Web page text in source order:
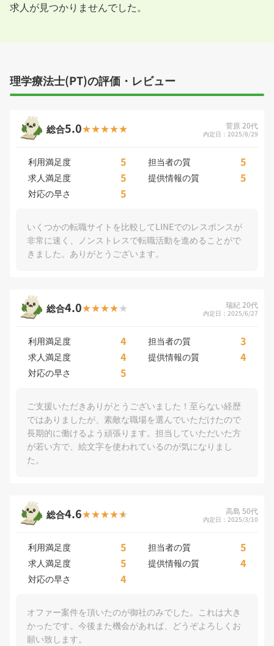
求人が見つかりませんでした。
理学療法士(PT)の評価・レビュー
総合5.0 菅原 20代
内定日：2025/8/29
利用満足度 5 担当者の質 5
求人満足度 5 提供情報の質 5
対応の早さ 5
いくつかの転職サイトを比較してLINEでのレスポンスが
非常に速く、ノンストレスで転職活動を進めることがで
きました。ありがとうございます。
総合4.0 瑞紀 20代
内定日：2025/6/27
利用満足度 4 担当者の質 3
求人満足度 4 提供情報の質 4
対応の早さ 5
ご支援いただきありがとうございました！至らない経歴
ではありましたが、素敵な職場を選んでいただけたので
長期的に働けるよう頑張ります。担当していただいた方
が若い方で、絵文字を使われているのが気になりまし
た。
総合4.6 高島 50代
内定日：2025/3/10
利用満足度 5 担当者の質 5
求人満足度 5 提供情報の質 4
対応の早さ 4
オファー案件を頂いたのが御社のみでした。これは大き
かったです。今後また機会があれば、どうぞよろしくお
願い致します。